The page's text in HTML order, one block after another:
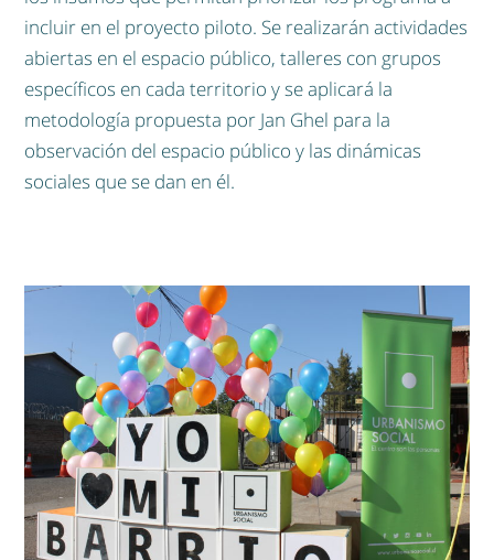
incluir en el proyecto piloto. Se realizarán actividades
abiertas en el espacio público, talleres con grupos
específicos en cada territorio y se aplicará la
metodología propuesta por Jan Ghel para la
observación del espacio público y las dinámicas
sociales que se dan en él.